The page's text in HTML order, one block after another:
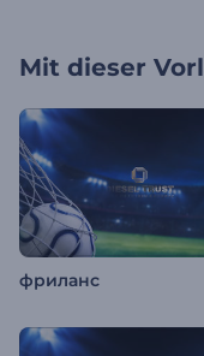
Mit dieser
фриланс